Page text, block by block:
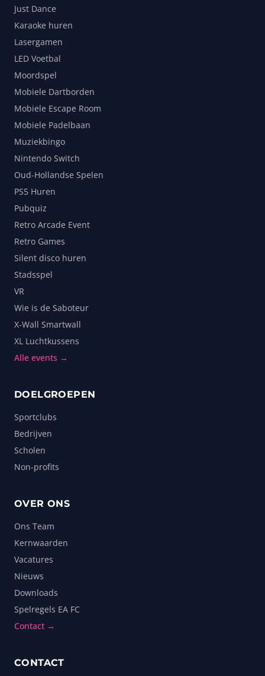
Just Dance
Karaoke huren
Lasergamen
LED Voetbal
Moordspel
Mobiele Dartborden
Mobiele Escape Room
Mobiele Padelbaan
Muziekbingo
Nintendo Switch
Oud-Hollandse Spelen
PS5 Huren
Pubquiz
Retro Arcade Event
Retro Games
Silent disco huren
Stadsspel
VR
Wie is de Saboteur
X-Wall Smartwall
XL Luchtkussens
Alle events →
DOELGROEPEN
Sportclubs
Bedrijven
Scholen
Non-profits
OVER ONS
Ons Team
Kernwaarden
Vacatures
Nieuws
Downloads
Spelregels EA FC
Contact →
CONTACT